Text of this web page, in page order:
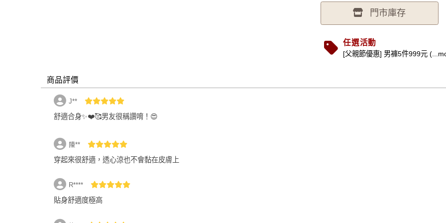
門市庫存
任選活動
[父親節優惠] 男褲5件999元
商品評價
J**
舒適合身✨❤️🥰男友很稱讚唷！😍
陳**
穿起來很舒適，透心涼也不會黏在皮膚上
R****
貼身舒適度極高